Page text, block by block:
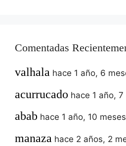
Comentadas
valhala hace 1 año, 6
acurrucado hace 1 año, 7
abab hace 1 año, 10 meses
manaza hace 2 años, 2